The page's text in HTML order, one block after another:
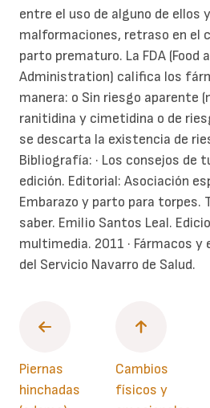
entre el uso de alguno de ellos
malformaciones, retraso en el
parto prematuro. La FDA (Food
Administration) califica los
manera: o Sin riesgo aparente
ranitidina y cimetidina o de
se descarta la existencia de
Bibliografía: · Los consejos de
edición. Editorial: Asociación
Embarazo y parto para torpes.
saber. Emilio Santos Leal.
multimedia. 2011 · Fármacos
del Servicio Navarro de Salud.
Piernas
hinchadas
Cambios
físicos y